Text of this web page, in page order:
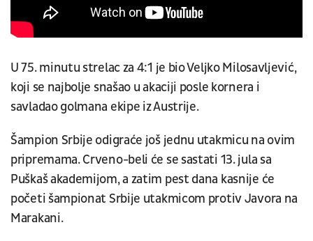
U 75. minutu strelac za 4:1 je bio Veljko Milosavljević,
koji se najbolje snašao u akaciji posle kornera i
savladao golmana ekipe iz Austrije.
Šampion Srbije odigraće još jednu utakmicu na ovim
pripremama. Crveno-beli će se sastati 13. jula sa
Puškaš akademijom, a zatim pest dana kasnije će
početi šampionat Srbije utakmicom protiv Javora na
Marakani.